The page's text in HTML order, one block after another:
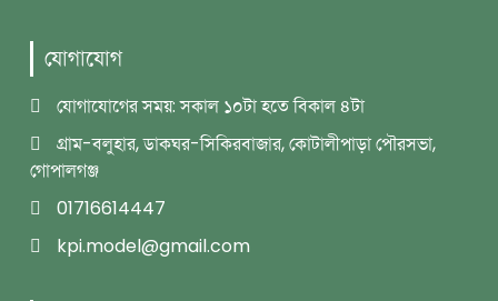
যোগাযোগ
যোগাযোগের সময়: সকাল ১০টা হতে বিকাল ৪টা
গ্রাম-বলুহার, ডাকঘর-সিকিরবাজার, কোটালীপাড়া পৌরসভা,
গোপালগঞ্জ
01716614447
kpi.model@gmail.com